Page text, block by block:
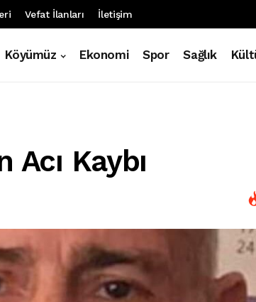
Vefat İlanları İletişim
Köyümüz Ekonomi Spor Sağlık
Acı Kaybı